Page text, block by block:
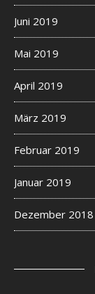
Juni 2019
Mai 2019
April 2019
März 2019
Februar 2019
Januar 2019
Dezember 2018